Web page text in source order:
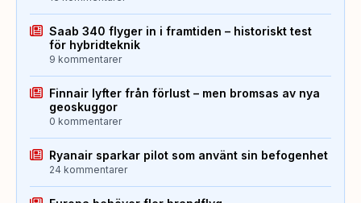
Saab 340 flyger in i framtiden – historiskt test
för hybridteknik
9 kommentarer
Finnair lyfter från förlust – men bromsas av nya
geoskuggor
0 kommentarer
Ryanair sparkar pilot som använt sin befogenhet
24 kommentarer